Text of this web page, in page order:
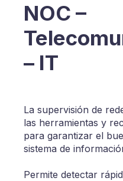
NOC –
– IT
La supervisión de
las herramientas y
para garantizar el
sistema de
Permite detectar